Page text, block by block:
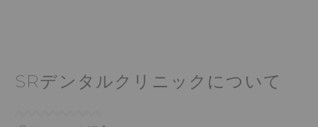
SRデンタルクリニックについて